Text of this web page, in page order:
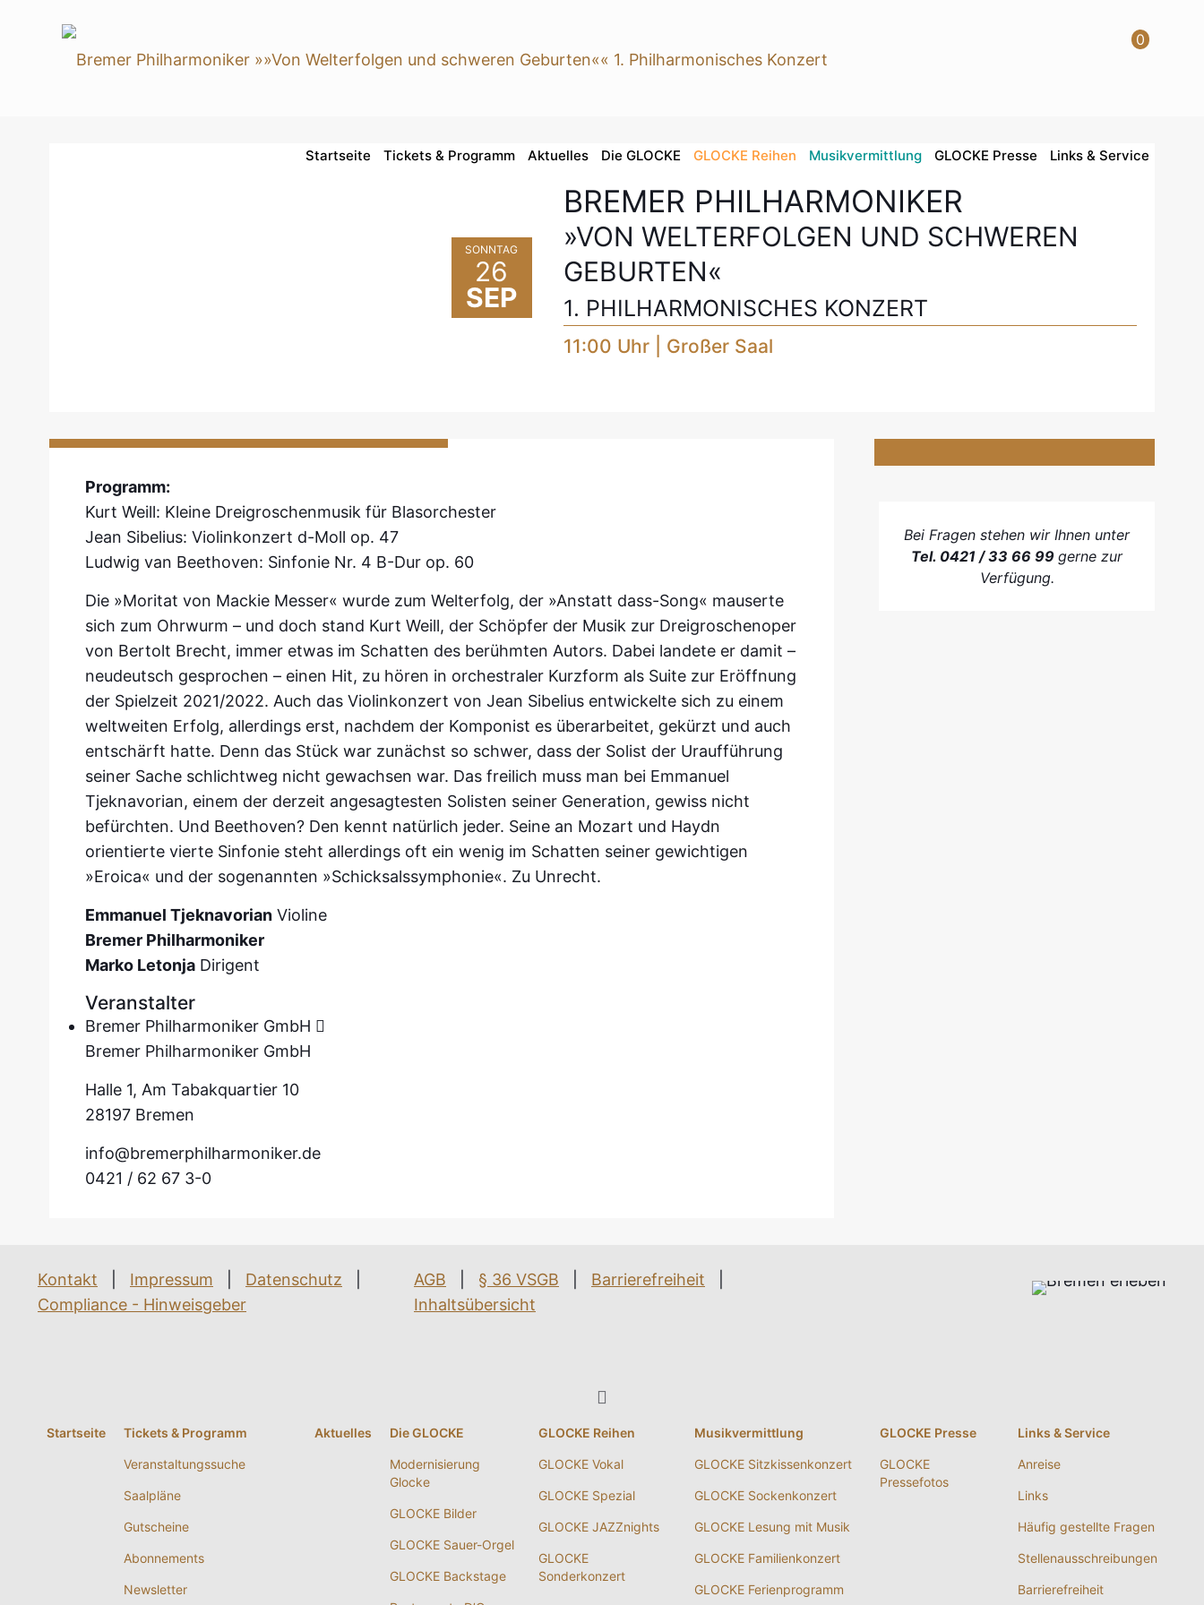
0
Startseite Tickets & Programm Aktuelles Die GLOCKE GLOCKE Reihen Musikvermittlung GLOCKE Presse Links & Service
SONNTAG
26
SEP
BREMER PHILHARMONIKER
»VON WELTERFOLGEN UND SCHWEREN
GEBURTEN«
1. PHILHARMONISCHES KONZERT
11:00 Uhr | Großer Saal
Programm:
Kurt Weill: Kleine Dreigroschenmusik für Blasorchester
Jean Sibelius: Violinkonzert d-Moll op. 47
Ludwig van Beethoven: Sinfonie Nr. 4 B-Dur op. 60
Die »Moritat von Mackie Messer« wurde zum Welterfolg, der »Anstatt dass-Song« mauserte
sich zum Ohrwurm – und doch stand Kurt Weill, der Schöpfer der Musik zur Dreigroschenoper
von Bertolt Brecht, immer etwas im Schatten des berühmten Autors. Dabei landete er damit –
neudeutsch gesprochen – einen Hit, zu hören in orchestraler Kurzform als Suite zur Eröffnung
der Spielzeit 2021/2022. Auch das Violinkonzert von Jean Sibelius entwickelte sich zu einem
weltweiten Erfolg, allerdings erst, nachdem der Komponist es überarbeitet, gekürzt und auch
entschärft hatte. Denn das Stück war zunächst so schwer, dass der Solist der Uraufführung
seiner Sache schlichtweg nicht gewachsen war. Das freilich muss man bei Emmanuel
Tjeknavorian, einem der derzeit angesagtesten Solisten seiner Generation, gewiss nicht
befürchten. Und Beethoven? Den kennt natürlich jeder. Seine an Mozart und Haydn
orientierte vierte Sinfonie steht allerdings oft ein wenig im Schatten seiner gewichtigen
»Eroica« und der sogenannten »Schicksalssymphonie«. Zu Unrecht.
Emmanuel TjeknavorianVioline
Bremer Philharmoniker
Marko LetonjaDirigent
Veranstalter
Bremer Philharmoniker GmbH
Bremer Philharmoniker GmbH
Halle 1, Am Tabakquartier 10
28197 Bremen
info@bremerphilharmoniker.de
0421 / 62 67 3-0
Bei Fragen stehen wir Ihnen unter
Tel. 0421 / 33 66 99gerne zur
Verfügung.
Kontakt Impressum Datenschutz
Compliance - Hinweisgeber
AGB § 36 VSGB Barrierefreiheit
Inhaltsübersicht
Startseite Tickets & Programm
Veranstaltungssuche
Saalpläne
Gutscheine
Abonnements
Newsletter
Aktuelles Die GLOCKE
Modernisierung
Glocke
GLOCKE Bilder
GLOCKE Sauer-Orgel
GLOCKE Backstage
GLOCKE Reihen
GLOCKE Vokal
GLOCKE Spezial
GLOCKE JAZZnights
GLOCKE
Sonderkonzert
Musikvermittlung
GLOCKE Sitzkissenkonzert
GLOCKE Sockenkonzert
GLOCKE Lesung mit Musik
GLOCKE Familienkonzert
GLOCKE Ferienprogramm
GLOCKE Presse
GLOCKE
Pressefotos
Links & Service
Anreise
Links
Häufig gestellte Fragen
Stellenausschreibungen
Barrierefreiheit